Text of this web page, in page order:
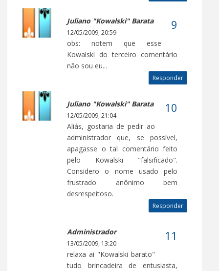
Juliano "Kowalski" Barata
12/05/2009, 20:59
obs: notem que esse
Kowalski do terceiro comentário
não sou eu...
Responder
Juliano "Kowalski" Barata
12/05/2009, 21:04
Aliás, gostaria de pedir ao
administrador que, se possível,
apagasse o tal comentário feito
pelo Kowalski "falsificado".
Considero o nome usado pelo
frustrado anônimo bem
desrespeitoso.
Responder
Administrador
13/05/2009, 13:20
relaxa ai "Kowalski barato"
tudo brincadeira de entusiasta,